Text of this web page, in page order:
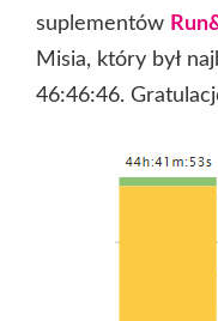
suplementów
Misia, który był
46:46:46.